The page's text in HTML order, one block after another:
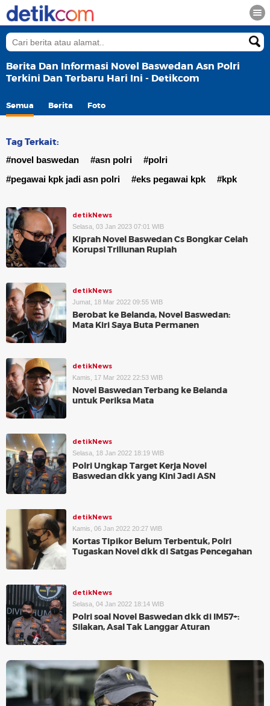
Berita Dan Informasi Novel Baswedan Asn Polri
Terkini Dan Terbaru Hari Ini - Detikcom
Semua Berita Foto
Tag Terkait:
#novel baswedan #asn polri
#polri
#pegawai kpk jadi asn polri
#eks pegawai kpk #kpk
detikNews
Selasa, 03 Jan 2023 07:01 WIB
Kiprah Novel Baswedan Cs Bongkar Celah
Korupsi Triliunan Rupiah
detikNews
Jumat, 18 Mar 2022 09:55 WIB
Berobat ke Belanda, Novel Baswedan:
Mata Kiri Saya Buta Permanen
detikNews
Kamis, 17 Mar 2022 22:53 WIB
Novel Baswedan Terbang ke Belanda
untuk Periksa Mata
detikNews
Selasa, 18 Jan 2022 18:19 WIB
Polri Ungkap Target Kerja Novel
Baswedan dkk yang Kini Jadi ASN
detikNews
Kamis, 06 Jan 2022 20:27 WIB
Kortas Tipikor Belum Terbentuk, Polri
Tugaskan Novel dkk di Satgas Pencegahan
detikNews
Selasa, 04 Jan 2022 18:14 WIB
Polri soal Novel Baswedan dkk di IM57+:
Silakan, Asal Tak Langgar Aturan